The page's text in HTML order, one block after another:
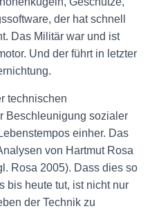
der hat schnell
Das Militär war und ist
Und der führt in letzter
technischen
Beschleunigung sozialer
einher. Das
von Hartmut Rosa
Rosa 2005). Dass dies so
bis heute tut, ist nicht nur
der Technik zu